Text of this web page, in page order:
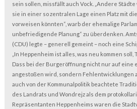
sein sollen, missfällt auch Vock. „Andere
sie in einer so zentralen Lage einen Platz mit
vorweisen könnten“, warb der ehemalige
unbefriedigende Planung“ zu überdenken.
(CDU) legte – generell gemeint – noch eine
„In Heppenheim ist alles, was neu kommen soll,
Dass bei der Burgeröffnung nicht nur auf eine
angestoßen wird, sondern Fehlentwicklungen
auch von der Kommunalpolitik beachtete
des Landrats und Wondrejz als dem
Repräsentanten Heppenheims waren die